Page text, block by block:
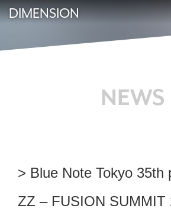
DIMENSION
NEWS
Blue Note Tokyo 35th
ZZ – FUSION SUMMIT